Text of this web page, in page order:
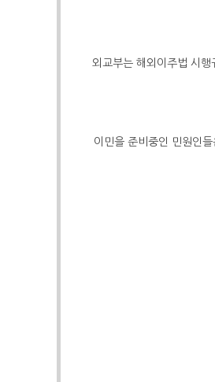
외교부는 해외이주법 시행
이민을 준비중인 민원인